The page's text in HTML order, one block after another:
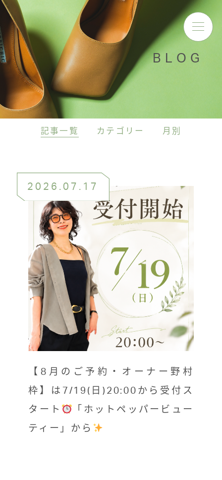
BLOG
記事一覧 カテゴリー 月別
2026.07.17
【8月のご予約・オーナー野村
枠】は7/19(日)20:00から受付ス
タート
「ホットペッパービュー
ティー」から